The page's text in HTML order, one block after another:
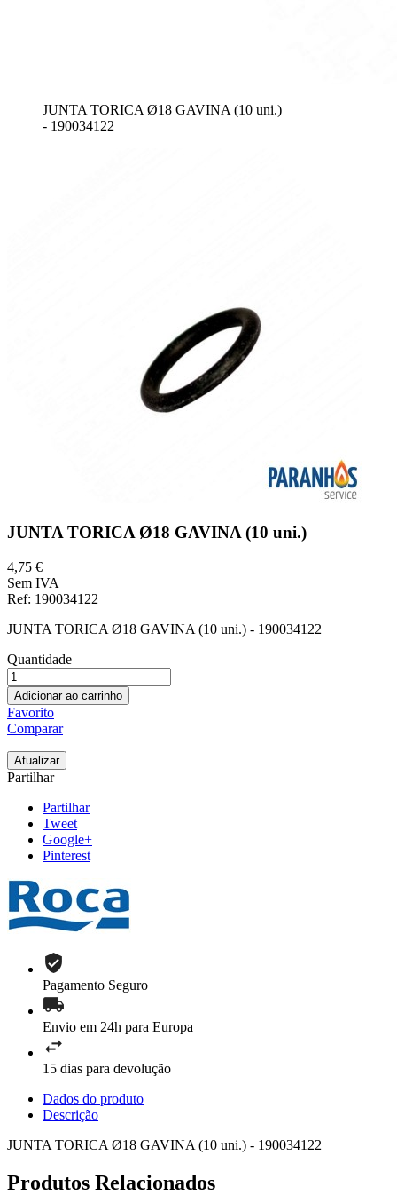
JUNTA TORICA Ø18 GAVINA (10 uni.)
- 190034122
JUNTA TORICA Ø18 GAVINA (10 uni.)
4,75 €
Sem IVA
Ref: 190034122
JUNTA TORICA Ø18 GAVINA (10 uni.) - 190034122
Quantidade
Adicionar ao carrinho
Favorito
Comparar
Partilhar
Partilhar
Tweet
Google+
Pinterest
Pagamento Seguro
Envio em 24h para Europa
15 dias para devolução
Dados do produto
Descrição
JUNTA TORICA Ø18 GAVINA (10 uni.) - 190034122
Produtos Relacionados